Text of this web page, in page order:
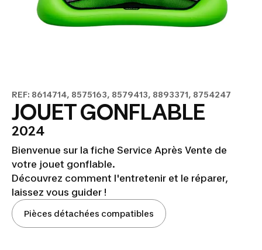
REF: 8614714, 8575163, 8579413, 8893371, 8754247
JOUET GONFLABLE
2024
Bienvenue sur la fiche Service Après Vente de
votre jouet gonflable.
Découvrez comment l'entretenir et le réparer,
laissez vous guider !
Pièces détachées compatibles